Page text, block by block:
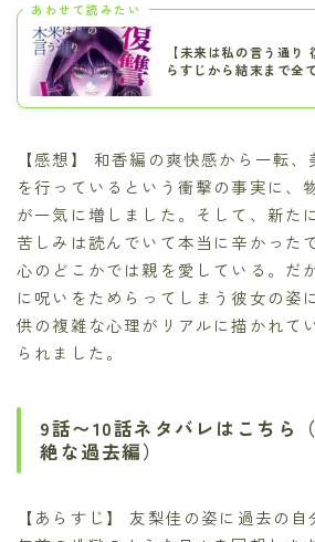
あわせて読みたい
【未来は私の言う通り
らすじから結末まで全
【感想】 和香編の爽快感から一転
を行っているという衝撃の事実に、
が一気に増しました。そして、新た
苦しみは読んでいて本当に辛かった
心のどこかでは親を愛している。だ
に呪いをためらってしまう彼女の姿
供の複雑な心理がリアルに描かれて
られました。
9話〜10話ネタバレはこちら
絶な過去編）
【あらすじ】 友梨佳の姿に過去の